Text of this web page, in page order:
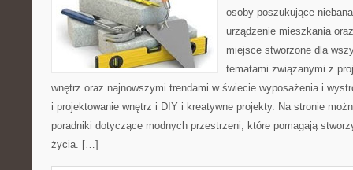
osoby poszukujące
urządzenie mieszkania
miejsce stworzone dla
tematami związanymi z
wnętrz oraz najnowszymi trendami w świecie wyposażenia i
i projektowanie wnętrz i DIY i kreatywne projekty. Na stronie
poradniki dotyczące modnych przestrzeni, które pomagają
życia. […]